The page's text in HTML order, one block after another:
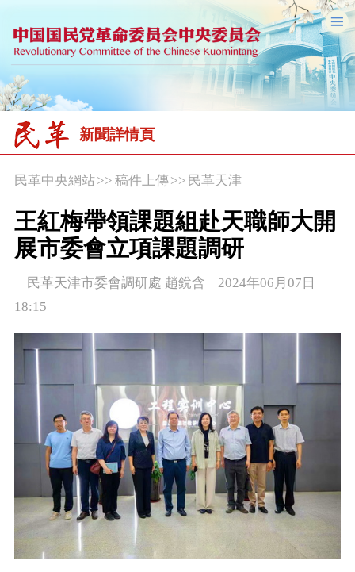
新聞詳情頁
民革中央網站>> 稿件上傳>> 民革天津
王紅梅帶領課題組赴天職師大開
展市委會立項課題調研
民革天津市委會調研處 趙銳含 2024年06月07日
18:15